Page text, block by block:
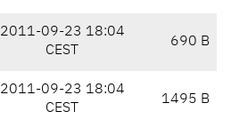
2011-09-23 18:04
CEST
690 B
2011-09-23 18:04
CEST
1495 B